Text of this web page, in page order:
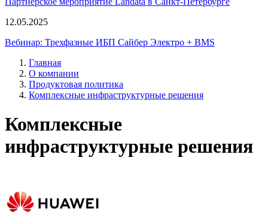
12.05.2025
Вебинар: Трехфазные ИБП Сайбер Электро + BMS
Главная
О компании
Продуктовая политика
Комплексные инфраструктурные решения
Комплексные
инфраструктурные решения